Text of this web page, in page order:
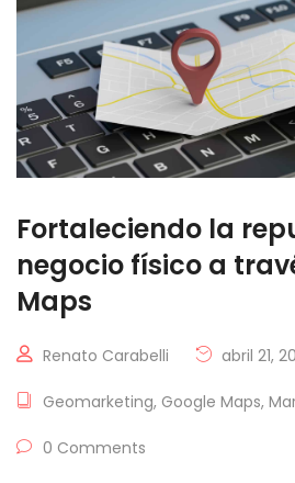
Fortaleciendo la
negocio físico a
Maps
Renato Carabelli abril 21,
Geomarketing, Google Maps,
0 Comments